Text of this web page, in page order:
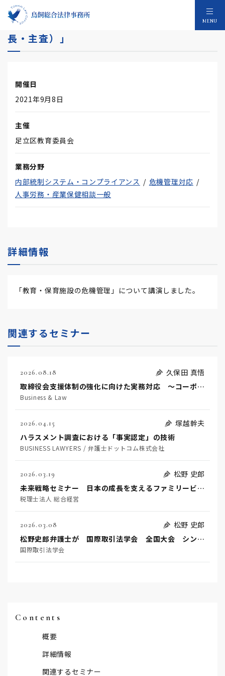
MENU
足立区教育委員会主催「幼児教育研修（副園
長・主査）」
開催日
2021年9月8日
主催
足立区教育委員会
業務分野
内部統制システム・コンプライアンス
危機管理対応
人事労務・産業保健相談一般
詳細情報
「教育・保育施設の危機管理」について講演しました。
関連するセミナー
2026.08.18
久保田 真悟
取締役会支援体制の強化に向けた実務対応 ～コーポレートガバナンス・コードを踏まえた支援機能の高度化に向けて～
Business & Law
2026.04.15
塚越幹夫
ハラスメント調査における「事実認定」の技術
BUSINESS LAWYERS / 弁護士ドットコム株式会社
2026.03.19
松野 史郎
未来戦略セミナー 日本の成長を支えるファミリービジネス
税理士法人 総合経営
2026.03.08
松野 史郎
松野史郎弁護士が 国際取引法学会 全国大会 シンポジウムに登壇します。
国際取引法学会
Contents
概要
詳細情報
関連するセミナー